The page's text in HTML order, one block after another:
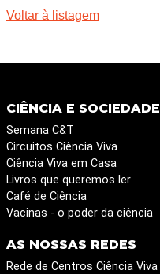
Voltar à listagem
CIÊNCIA E SOCIEDADE
Semana C&T
Circuitos Ciência Viva
Ciência Viva em Casa
Livros que queremos ler
Café de Ciência
Vacinas - o poder da ciência
AS NOSSAS REDES
Rede de Centros Ciência Viva